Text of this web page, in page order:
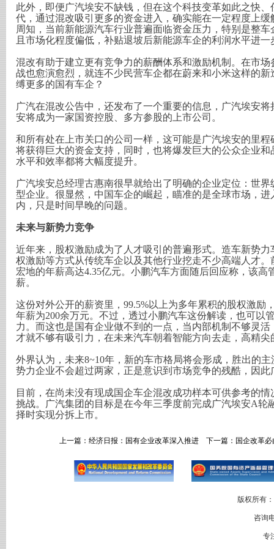
此外，即便广汽埃安不缺钱，但在这个科技变革如此之快
代，通过混改吸引更多的资金进入，确实能在一定程度上
周知，当前新能源汽车行业普遍面临资金压力，特别是整
且市场化程度偏低，补贴退坡后新能源车企的利润水平进一
混改有助于建立更有竞争力的薪酬体系和激励机制。在市
战也愈演愈烈，就连不少民营车企都在蔚来和小米这样的
缚更多的国有车企？
广汽在混改公告中，还发布了一个重要的信息，广汽埃安
安将成为一家国资控股、多方参股的上市公司。
和所有处在上市关口的公司一样，这可能是广汽埃安的里
将获得巨大的资金支持，同时，也将爆发巨大的公众企业
水平和效率都将大幅度提升。
广汽埃安总经理古惠南很早就给出了明确的企业定位：世
型企业。很显然，中国车企的崛起，瞄准的是全球市场，
内，只是时间早晚的问题。
未来与新势力竞争
近年来，股权激励成为了人才吸引的普遍形式。造车新势
权激励等方式从传统车企以及其他行业挖走不少高端人才
宏地的年薪高达4.35亿元。小鹏汽车方面随后回应称，该高
薪。
这份对外公开的薪资里，99.5%以上为多年累积的股权激励
年薪为200余万元。不过，透过小鹏汽车这份解读，也可以
力。而这也是国有企业做不到的一点，当内部机制不够灵
才就不够有吸引力，在未来汽车朝着智能方向去走，高精
外界认为，未来8~10年，新的车市格局将会形成，胜出的
势力企业不会超过两家，正是意识到市场竞争的残酷，因
目前，在尚未没有现成国企车企混改成功样本可供参考的
挑战。广汽集团的目标是在今年三季度前完成广汽埃安A轮
择时实现分拆上市。
上一篇： 经济日报：国有企业改革深入推进 下一篇： 国企改革
版权所有
咨询
专